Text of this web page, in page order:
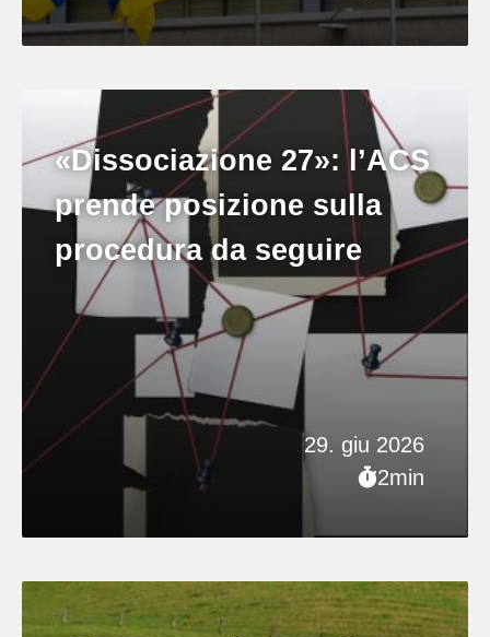
29. giu 2026
2min
«Dissociazione 27»: l’ACS
prende posizione sulla
procedura da seguire